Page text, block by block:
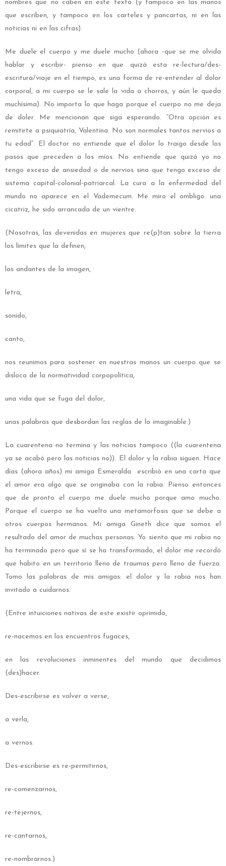
nombres que no caben en este texto (y tampoco en las manos
que escriben, y tampoco en los carteles y pancartas, ni en las
noticias ni en las cifras).
Me duele el cuerpo y me duele mucho (ahora -que se me olvida
hablar y escribir- pienso en que quizá esta re-lectura/des-
escritura/viaje en el tiempo, es una forma de re-entender al dolor
corporal, a mi cuerpo se le sale la vida a chorros, y aún le queda
muchísima). No importa lo que haga porque el cuerpo no me deja
de doler. Me mencionan que siga esperando. “Otra opción es
remitirte a psiquiatría, Valentina. No son normales tantos nervios a
tu edad”. El doctor no entiende que el dolor lo traigo desde los
pasos que preceden a los míos. No entiende que quizá yo no
tengo exceso de ansiedad o de nervios sino que tengo exceso de
sistema capital-colonial-patriarcal. La cura a la enfermedad del
mundo no aparece en el Vademecum. Me miro el ombligo: una
cicatriz, he sido arrancada de un vientre.
(Nosotras, las devenidas en mujeres que re(p)tan sobre la tierra
los límites que la definen,
las andantes de la imagen,
letra,
sonido,
canto,
nos reunimos para sostener en nuestras manos un cuerpo que se
disloca de la normatividad corpopolítica,
una vida que se fuga del dolor,
unas palabras que desbordan las reglas de lo imaginable.)
La cuarentena no termina y las noticias tampoco ((la cuarentena
ya se acabó pero las noticias no)). El dolor y la rabia siguen. Hace
días (ahora años) mi amiga Esmeralda escribió en una carta que
el amor era algo que se originaba con la rabia. Pienso entonces
que de pronto el cuerpo me duele mucho porque amo mucho.
Porque el cuerpo se ha vuelto una metamorfosis que se debe a
otros cuerpos hermanos. Mi amiga Gineth dice que somos el
resultado del amor de muchas personas. Yo siento que mi rabia no
ha terminado pero que sí se ha transformado, el dolor me recordó
que habito en un territorio lleno de traumas pero lleno de fuerza.
Tomo las palabras de mis amigas: el dolor y la rabia nos han
invitado a cuidarnos.
(Entre intuiciones nativas de este existir oprimido,
re-nacemos en los encuentros fugaces,
en las revoluciones inminentes del mundo que decidimos
(des)hacer.
Des-escribirse es volver a verse,
a verla,
a vernos.
Des-escribirse es re-permitirnos,
re-comenzarnos,
re-tejernos,
re-cantarnos,
re-nombrarnos.)